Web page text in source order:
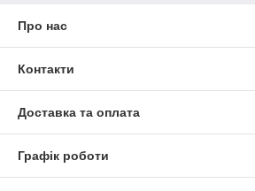
Про нас
Контакти
Доставка та оплата
Графік роботи